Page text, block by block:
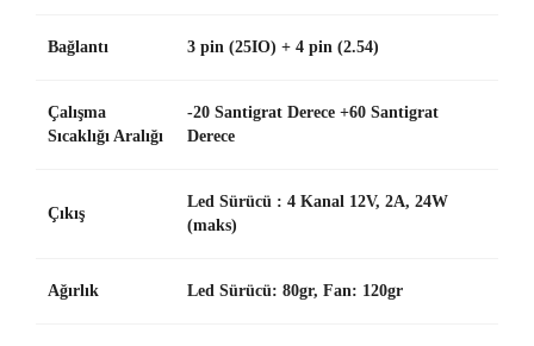
Bağlantı 3 pin (25IO) + 4 pin (2.54)
Çalışma
Sıcaklığı Aralığı
-20 Santigrat Derece +60 Santigrat
Derece
Çıkış
Led Sürücü : 4 Kanal 12V, 2A, 24W
(maks)
Ağırlık Led Sürücü: 80gr, Fan: 120gr